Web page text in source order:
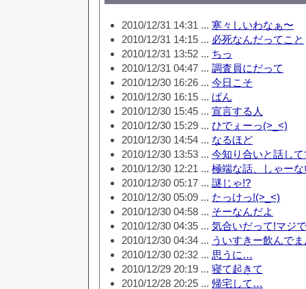
2010/12/31 14:31 ... 寒々しいわなぁ〜
2010/12/31 14:15 ... 必死なんだってこと
2010/12/31 13:52 ... ちっ
2010/12/31 04:47 ... 調査員にだって
2010/12/30 16:26 ... 今日こそ
2010/12/30 16:15 ... ぱん
2010/12/30 15:45 ... 宣言する人
2010/12/30 15:29 ... ひでぇーっ(>_<)
2010/12/30 14:54 ... なるほど
2010/12/30 13:53 ... 今知り合いと話して
2010/12/30 12:21 ... 極端な話、しゃー
2010/12/30 05:17 ... 謎じゃ!?
2010/12/30 05:09 ... たっけっ!(>_<)
2010/12/30 04:58 ... そーなんだよ
2010/12/30 04:35 ... 気合いだって!マジ
2010/12/30 04:34 ... ういすきー飲んで
2010/12/30 02:32 ... 思うに…
2010/12/29 20:19 ... 寝て起きて
2010/12/28 20:25 ... 帰宅して…